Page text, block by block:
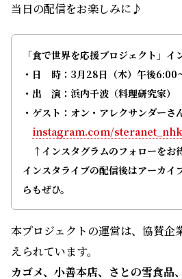
当日の配信をお楽しみに♪
「食で世界を応援プロジェクト」イ
・日 時：3月28日（木）午後6:00
・出 演：浜内千波（料理研究家）
・ゲスト： オン・アレクサンダー​さ
instagram.com/
↑インスタグラムのフォローをお
インスタライブの配信後はアーカイ
らもぜひ。
本プロジェクトの運営は、協賛企
えられています。
カゴメ、小善本店、さとの雪食